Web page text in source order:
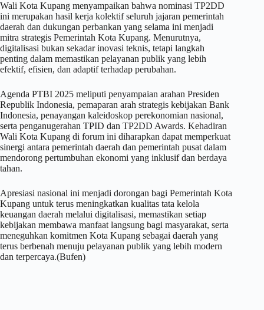
Wali Kota Kupang menyampaikan bahwa nominasi TP2DD
ini merupakan hasil kerja kolektif seluruh jajaran pemerintah
daerah dan dukungan perbankan yang selama ini menjadi
mitra strategis Pemerintah Kota Kupang. Menurutnya,
digitalisasi bukan sekadar inovasi teknis, tetapi langkah
penting dalam memastikan pelayanan publik yang lebih
efektif, efisien, dan adaptif terhadap perubahan.
Agenda PTBI 2025 meliputi penyampaian arahan Presiden
Republik Indonesia, pemaparan arah strategis kebijakan Bank
Indonesia, penayangan kaleidoskop perekonomian nasional,
serta penganugerahan TPID dan TP2DD Awards. Kehadiran
Wali Kota Kupang di forum ini diharapkan dapat memperkuat
sinergi antara pemerintah daerah dan pemerintah pusat dalam
mendorong pertumbuhan ekonomi yang inklusif dan berdaya
tahan.
Apresiasi nasional ini menjadi dorongan bagi Pemerintah Kota
Kupang untuk terus meningkatkan kualitas tata kelola
keuangan daerah melalui digitalisasi, memastikan setiap
kebijakan membawa manfaat langsung bagi masyarakat, serta
meneguhkan komitmen Kota Kupang sebagai daerah yang
terus berbenah menuju pelayanan publik yang lebih modern
dan terpercaya.(Bufen)